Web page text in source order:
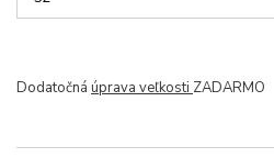
Dodatočná úprava veľkosti ZADARMO